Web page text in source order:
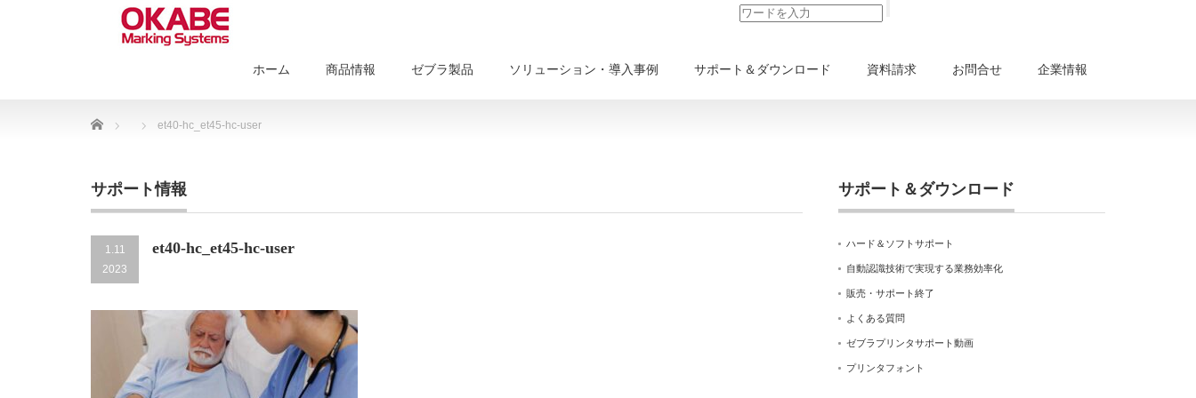
ホーム 商品情報 ゼブラ製品 ソリューション・導入事例 サポート＆ダウンロード 資料請求 お問合せ 企業情報
Home et40-hc_et45-hc-user
サポート情報
1.11
2023
et40-hc_et45-hc-user
サポート＆ダウンロード
ハード＆ソフトサポート
自動認識技術で実現する業務効率化
販売・サポート終了
よくある質問
ゼブラプリンタサポート動画
プリンタフォント